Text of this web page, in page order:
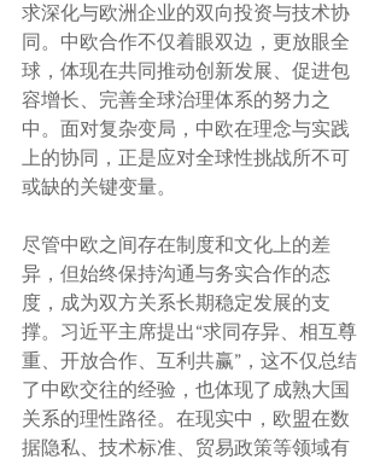
求深化与欧洲企业的双向投资与技术协
同。中欧合作不仅着眼双边，更放眼全
球，体现在共同推动创新发展、促进包
容增长、完善全球治理体系的努力之
中。面对复杂变局，中欧在理念与实践
上的协同，正是应对全球性挑战所不可
或缺的关键变量。
尽管中欧之间存在制度和文化上的差
异，但始终保持沟通与务实合作的态
度，成为双方关系长期稳定发展的支
撑。习近平主席提出“求同存异、相互尊
重、开放合作、互利共赢”，这不仅总结
了中欧交往的经验，也体现了成熟大国
关系的理性路径。在现实中，欧盟在数
据隐私、技术标准、贸易政策等领域有